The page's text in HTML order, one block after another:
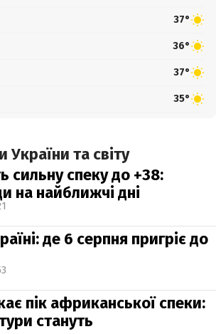
37°
36°
37°
35°
та світу
сильну спеку до +38:
на найближчі дні
де 6 серпня пригріє до
пік африканської спеки:
стануть